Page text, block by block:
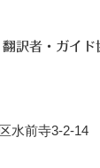
訳者・ガイド
水前寺3-2-14